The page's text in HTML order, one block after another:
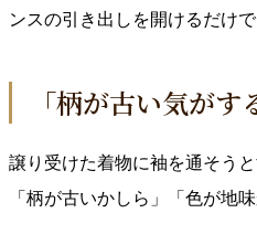
ンスの引き出しを開けるだけ
「柄が古い気が
譲り受けた着物に袖を通そう
「柄が古いかしら」「色が地